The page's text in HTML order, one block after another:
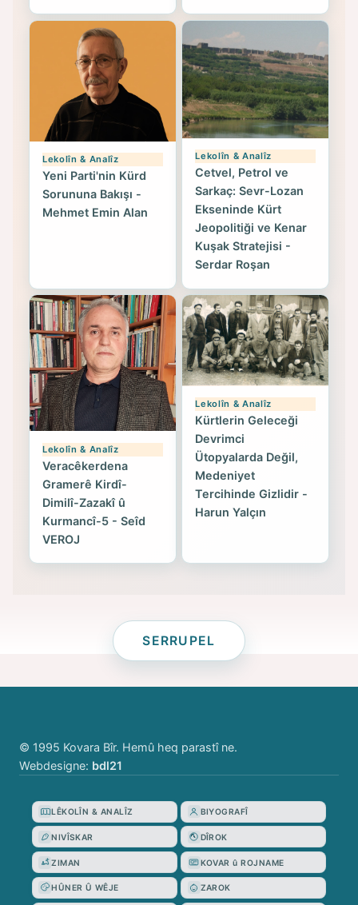
Lekolîn & Analîz
Yeni Parti'nin Kürd
Sorununa Bakışı -
Mehmet Emin Alan
Lekolîn & Analîz
Cetvel, Petrol ve
Sarkaç: Sevr-Lozan
Ekseninde Kürt
Jeopolitiği ve Kenar
Kuşak Stratejisi -
Serdar Roşan
Lekolîn & Analîz
Veracêkerdena
Gramerê Kirdî-
Dimilî-Zazakî û
Kurmancî-5 - Seîd
VEROJ
Lekolîn & Analîz
Kürtlerin Geleceği
Devrimci
Ütopyalarda Değil,
Medeniyet
Tercihinde Gizlidir -
Harun Yalçın
SERRUPEL
© 1995 Kovara Bîr. Hemû heq parastî ne.
Webdesigne: bdl21
LÊKOLÎN & ANALÎZ BIYOGRAFÎ
NIVÎSKAR DÎROK
ZIMAN KOVAR û ROJNAME
HÛNER Û WÊJE ZAROK